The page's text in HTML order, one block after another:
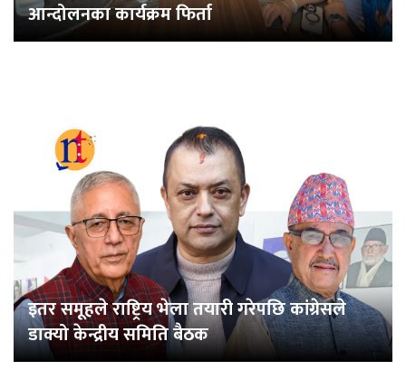
आन्दोलनका कार्यक्रम फिर्ता
इतर समूहले राष्ट्रिय भेला तयारी गरेपछि कांग्रेसले
डाक्यो केन्द्रीय समिति बैठक